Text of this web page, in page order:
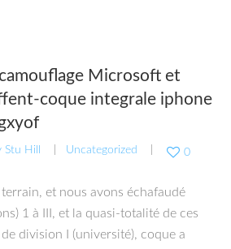
Microsoft et
coque integrale iphone
Stu Hill Uncategorized 0
et nous avons échafaudé
1 à III, et la quasi-totalité de ces
division I (université), coque a